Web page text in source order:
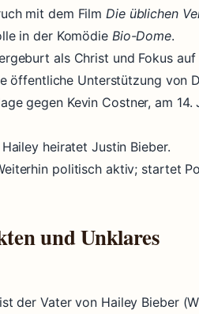
mit dem Film Die üblichen
in der Komödie Bio-Dome.
als Christ und Fokus
öffentliche Unterstützung von
gegen Kevin Costner, am
heiratet Justin Bieber.
politisch aktiv; startet
und Unklares
der Vater von Hailey Bieber